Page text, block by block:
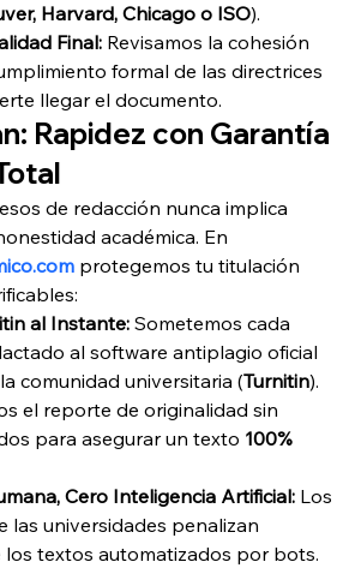
Harvard, Chicago o ISO).
Final: Revisamos la cohesión
formal de las directrices
llegar el documento.
Rapidez con Garantía
de redacción nunca implica
académica. En
protegemos tu titulación
al Instante: Sometemos cada
al software antiplagio oficial
comunidad universitaria (Turnitin).
el reporte de originalidad sin
para asegurar un texto 100%
Cero Inteligencia Artificial: Los
las universidades penalizan
los textos automatizados por bots.